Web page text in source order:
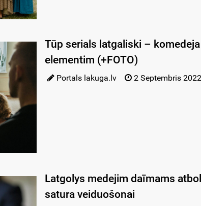
Tūp serials latgaliski –
elementim (+FOTO)
Portals lakuga.lv 2 Septembris 2022
Latgolys medejim daīmams
satura veiduošonai